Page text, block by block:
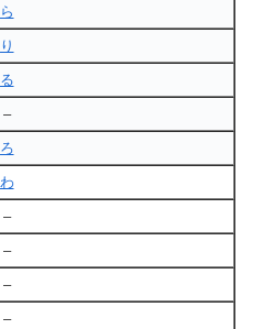
ら
り
る
–
ろ
わ
–
–
–
–